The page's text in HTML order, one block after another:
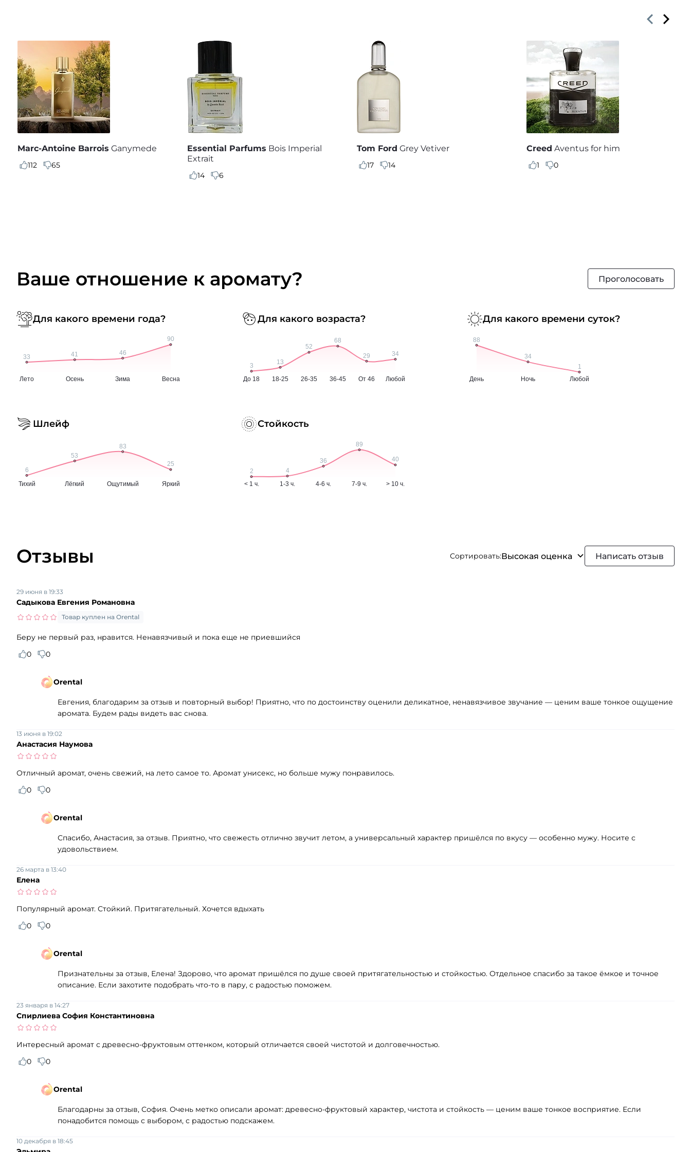
Marc-Antoine Barrois Ganymede
112 65
Essential Parfums Bois Imperial
Extrait
14 6
Tom Ford Grey Vetiver
17 14
Creed Aventus for him
1 0
Ваше отношение к аромату? Проголосовать
Для какого времени года? Для какого возраста? Для какого времени суток?
Шлейф Стойкость
Отзывы Сортировать:Высокая оценка Написать отзыв
Садыкова Евгения Романовна
29 июня в 19:33
Товар куплен на Orental
Беру не первый раз, нравится. Ненавязчивый и пока еще не приевшийся
0
0
Orental
Евгения, благодарим за отзыв и повторный выбор! Приятно, что по достоинству оценили деликатное, ненавязчивое звучание — ценим ваше тонкое ощущение
аромата. Будем рады видеть вас снова.
Анастасия Наумова
13 июня в 19:02
Отличный аромат, очень свежий, на лето самое то. Аромат унисекс, но больше мужу понравилось.
0
0
Orental
Спасибо, Анастасия, за отзыв. Приятно, что свежесть отлично звучит летом, а универсальный характер пришёлся по вкусу — особенно мужу. Носите с
удовольствием.
Елена
26 марта в 13:40
Популярный аромат. Стойкий. Притягательный. Хочется вдыхать
0
0
Orental
Признательны за отзыв, Елена! Здорово, что аромат пришёлся по душе своей притягательностью и стойкостью. Отдельное спасибо за такое ёмкое и точное
описание. Если захотите подобрать что-то в пару, с радостью поможем.
Спирлиева София Константиновна
23 января в 14:27
Интересный аромат с древесно-фруктовым оттенком, который отличается своей чистотой и долговечностью.
0
0
Orental
Благодарны за отзыв, София. Очень метко описали аромат: древесно‑фруктовый характер, чистота и стойкость — ценим ваше тонкое восприятие. Если
понадобится помощь с выбором, с радостью подскажем.
10 декабря в 18:45